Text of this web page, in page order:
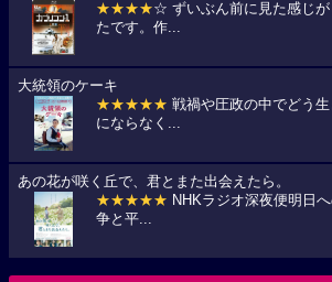
★★★★☆ ずいぶん前に見た感じが
たです。作...
大統領のケーキ
★★★★★ 戦禍や圧政の中でどう
にならなく...
あの花が咲く丘で、君とまた出会えたら。
★★★★★ NHKラジオ深夜便明日
争と平...